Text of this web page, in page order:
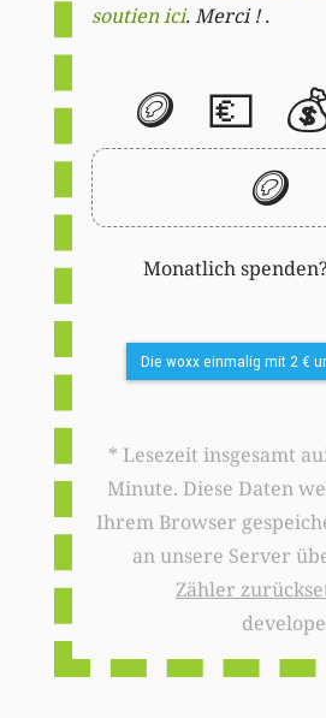
soutien ici. Merci ! .
🪙 💶
🪙
Monatlich spenden?
Die woxx einmalig mit 2 €
* Lesezeit insgesamt
Minute. Diese Daten
Ihrem Browser
an unsere Server
Zähler